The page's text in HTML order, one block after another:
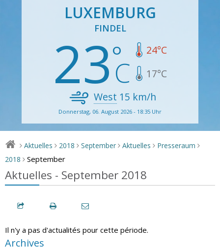
LUXEMBURG
FINDEL
23 24°C
17°C
West 15 km/h
Donnerstag, 06. August 2026 - 18:35 Uhr
> Aktuelles > 2018 > September > Aktuelles > Presseraum >
2018 > September
Aktuelles - September 2018
Il n'y a pas d'actualités pour cette période.
Archives